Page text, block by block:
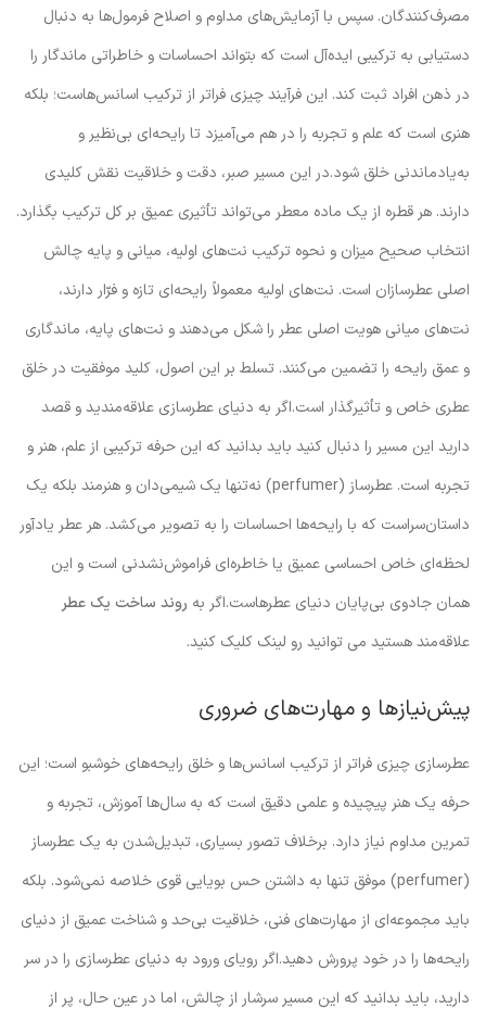
مصرف‌کنندگان. سپس با آزمایش‌های مداوم و اصلاح فرمول‌ها به دنبال
دستیابی به ترکیبی ایده‌آل است که بتواند احساسات و خاطراتی ماندگار را
در ذهن افراد ثبت کند. این فرآیند چیزی فراتر از ترکیب اسانس‌هاست؛ بلکه
هنری است که علم و تجربه را در هم می‌آمیزد تا رایحه‌ای بی‌نظیر و
به‌یادماندنی خلق شود.در این مسیر صبر، دقت و خلاقیت نقش کلیدی
دارند. هر قطره از یک ماده معطر می‌تواند تأثیری عمیق بر کل ترکیب بگذارد.
انتخاب صحیح میزان و نحوه ترکیب نت‌های اولیه، میانی و پایه چالش
اصلی عطرسازان است. نت‌های اولیه معمولاً رایحه‌ای تازه و فرّار دارند،
نت‌های میانی هویت اصلی عطر را شکل می‌دهند و نت‌های پایه، ماندگاری
و عمق رایحه را تضمین می‌کنند. تسلط بر این اصول، کلید موفقیت در خلق
عطری خاص و تأثیرگذار است.اگر به دنیای عطرسازی علاقه‌مندید و قصد
دارید این مسیر را دنبال کنید باید بدانید که این حرفه ترکیبی از علم، هنر و
تجربه است. عطرساز (perfumer) نه‌تنها یک شیمی‌دان و هنرمند بلکه یک
داستان‌سراست که با رایحه‌ها احساسات را به تصویر می‌کشد. هر عطر یادآور
لحظه‌ای خاص احساسی عمیق یا خاطره‌ای فراموش‌نشدنی است و این
همان جادوی بی‌پایان دنیای عطرهاست.اگر به روند ساخت یک عطر
علاقه‌مند هستید می توانید رو لینک کلیک کنید.
پیش‌نیازها و مهارت‌های ضروری
عطرسازی چیزی فراتر از ترکیب اسانس‌ها و خلق رایحه‌های خوشبو است؛ این
حرفه یک هنر پیچیده و علمی دقیق است که به سال‌ها آموزش، تجربه و
تمرین مداوم نیاز دارد. برخلاف تصور بسیاری، تبدیل‌شدن به یک عطرساز
(perfumer) موفق تنها به داشتن حس بویایی قوی خلاصه نمی‌شود. بلکه
باید مجموعه‌ای از مهارت‌های فنی، خلاقیت بی‌حد و شناخت عمیق از دنیای
رایحه‌ها را در خود پرورش دهید.اگر رویای ورود به دنیای عطرسازی را در سر
دارید، باید بدانید که این مسیر سرشار از چالش، اما در عین حال، پر از